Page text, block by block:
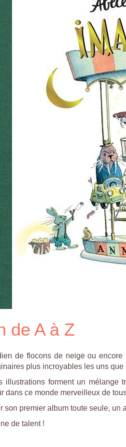
de A à Z
de flocons de neige ou
plus incroyables les uns que
forment un mélange
dans ce monde merveilleux de
son premier album toute seule, un
de talent !